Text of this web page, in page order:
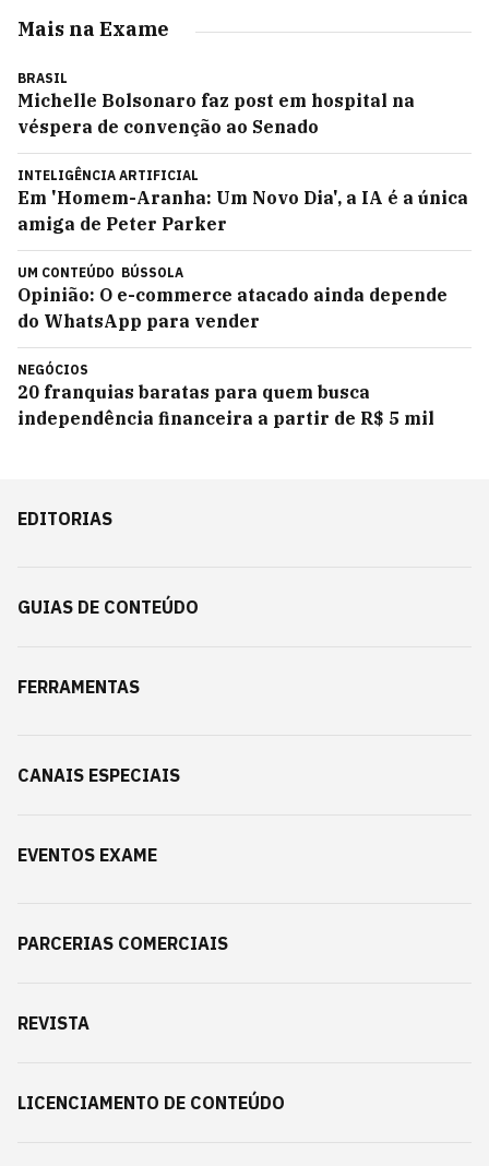
Mais na Exame
BRASIL
Michelle Bolsonaro faz post em hospital na
véspera de convenção ao Senado
INTELIGÊNCIA ARTIFICIAL
Em 'Homem-Aranha: Um Novo Dia', a IA é a única
amiga de Peter Parker
UM CONTEÚDO BÚSSOLA
Opinião: O e-commerce atacado ainda depende
do WhatsApp para vender
NEGÓCIOS
20 franquias baratas para quem busca
independência financeira a partir de R$ 5 mil
EDITORIAS
GUIAS DE CONTEÚDO
FERRAMENTAS
CANAIS ESPECIAIS
EVENTOS EXAME
PARCERIAS COMERCIAIS
REVISTA
LICENCIAMENTO DE CONTEÚDO